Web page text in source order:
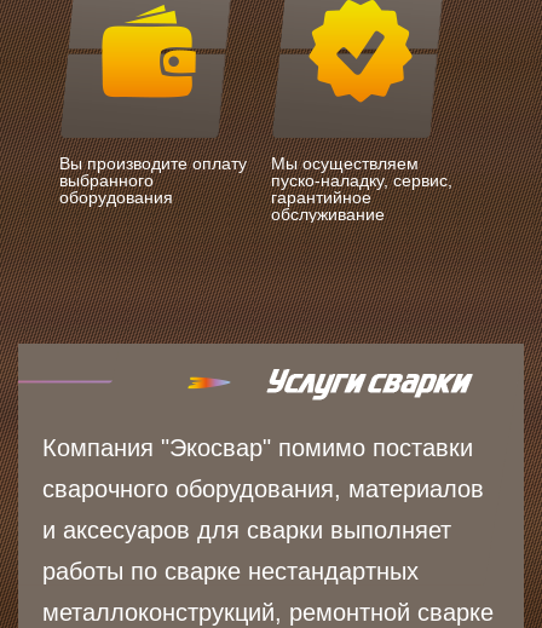
Вы производите оплату
выбранного
оборудования
Мы осуществляем
пуско-наладку, сервис,
гарантийное
обслуживание
Компания "Экосвар" помимо поставки
сварочного оборудования, материалов
и аксесуаров для сварки выполняет
работы по сварке нестандартных
металлоконструкций, ремонтной сварке